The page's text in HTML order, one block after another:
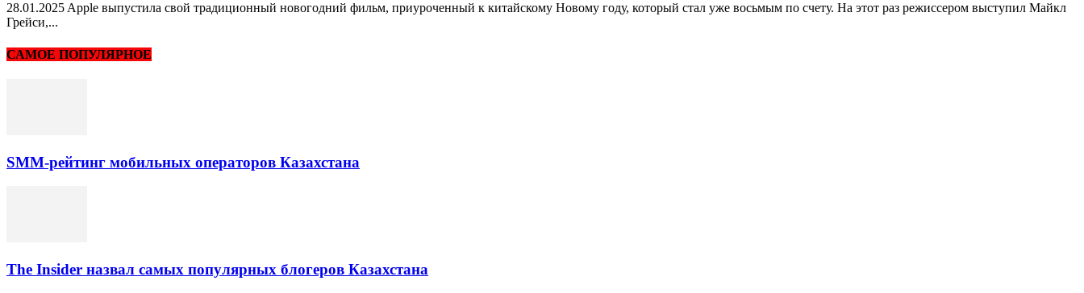
28.01.2025 Apple выпустила свой традиционный новогодний фильм, приуроченный к китайскому Новому году, который стал уже восьмым по счету. На этот раз режиссером выступил Майкл
Грейси,...
САМОЕ ПОПУЛЯРНОЕ
SMM-рейтинг мобильных операторов Казахстана
The Insider назвал самых популярных блогеров Казахстана